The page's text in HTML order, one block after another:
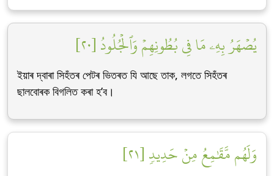
يُصۡهَرُ بِهِۦ مَا فِي بُطُونِهِمۡ وَٱلۡجُلُودُ [٢٠]
ইয়াৰ দ্বাৰা সিহঁতৰ পেটৰ ভিতৰত যি আছে তাক, লগতে সিহঁতৰ
ছালবোৰক বিগলিত কৰা হ’ব।
وَلَهُم مَّقَٰمِعُ مِنۡ حَدِيدٖ [٢١]